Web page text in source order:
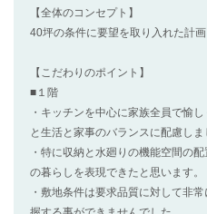
【全体のコンセプト】
40坪の条件に要望を取り入れた計画
【こだわりのポイント】
■１階
・キッチンを中心に家族全員で愉
と生活と家事のバランスに配慮しま
・特に収納と水廻りの機能空間の
の暮らしを表現できたと思います。
・敷地条件は要求品質に対して非